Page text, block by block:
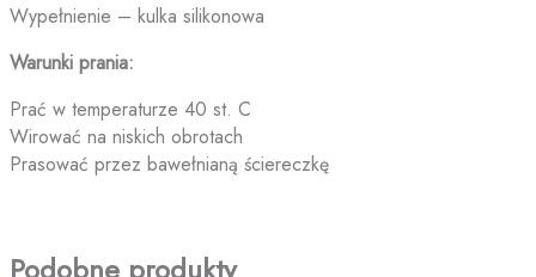
Wypełnienie – kulka silikonowa
Warunki prania:
Prać w temperaturze 40 st. C
Wirować na niskich obrotach
Prasować przez bawełnianą ściereczkę